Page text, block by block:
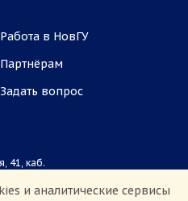
Работа в НовГУ
Партнёрам
Задать вопрос
41, каб.
и аналитические сервисы